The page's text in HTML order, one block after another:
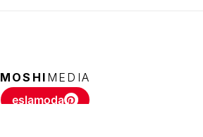
MOSHI MEDIA
eslamoda